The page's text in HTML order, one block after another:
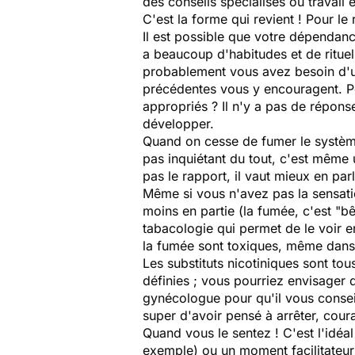
C'est la forme qui revient ! Pour le
Il est possible que votre
a beaucoup d'habitudes et de
probablement vous avez besoin
précédentes vous y encouragent.
appropriés ? Il n'y a pas de
développer.
Quand on cesse de fumer le
pas inquiétant du tout, c'est
pas le rapport, il vaut mieux en
Même si vous n'avez pas la
moins en partie (la fumée, c'est
tabacologie qui permet de le voir
la fumée sont toxiques, même
Les substituts nicotiniques sont
définies ; vous pourriez envisager
gynécologue pour qu'il vous
super d'avoir pensé à arrêter,
Quand vous le sentez ! C'est
exemple) ou un moment